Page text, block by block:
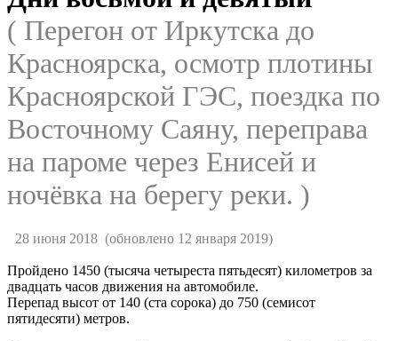
( Перегон от Иркутска до
Красноярска, осмотр плотины
Красноярской ГЭС, поездка по
Восточному Саяну, переправа
на пароме через Енисей и
ночёвка на берегу реки. )
28 июня 2018(обновлено 12 января 2019)
Пройдено 1450 (тысяча четыреста пятьдесят) километров за
двадцать часов движения на автомобиле.
Перепад высот от 140 (ста сорока) до 750 (семисот
пятидесяти) метров.